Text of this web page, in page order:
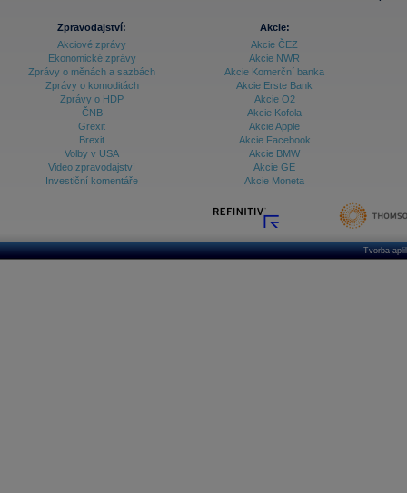
Zpravodajství:
Akciové zprávy
Ekonomické zprávy
Zprávy o měnách a sazbách
Zprávy o komoditách
Zprávy o HDP
ČNB
Grexit
Brexit
Volby v USA
Video zpravodajství
Investiční komentáře
Akcie:
Akcie ČEZ
Akcie NWR
Akcie Komerční banka
Akcie Erste Bank
Akcie O2
Akcie Kofola
Akcie Apple
Akcie Facebook
Akcie BMW
Akcie GE
Akcie Moneta
Tvorba